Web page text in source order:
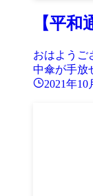
【平
おはようご
中傘が手放
2021年10